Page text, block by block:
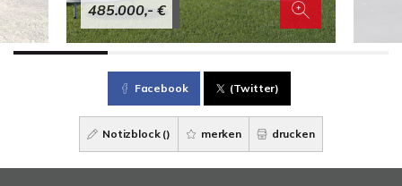
485.000,- €
Facebook (Twitter)
Notizblock () merken drucken